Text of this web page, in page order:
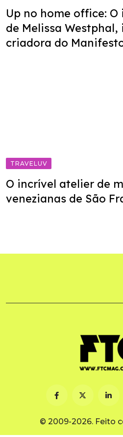
Up no home office:
de Melissa
criadora do
TRAVELUV
O incrível atelier de
venezianas de São
© 2009-2026. Feito